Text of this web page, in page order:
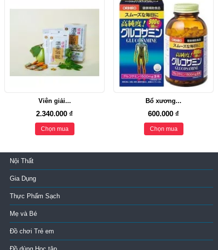
Viên giải...
2.340.000 ₫
Chọn mua
Bổ xương...
600.000 ₫
Chọn mua
Nội Thất
Gia Dụng
Thực Phẩm Sạch
Mẹ và Bé
Đồ chơi Trẻ em